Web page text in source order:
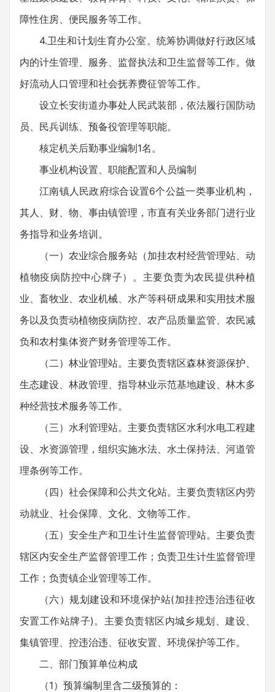
障性住房、便民服务等工作。
4.卫生和计划生育办公室。统筹协调做好行政区域
内的计生管理、服务、监督执法和卫生监督等工作。做
好流动人口管理和社会抚养费征管等工作。
设立长安街道办事处人民武装部，依法履行国防动
员、民兵训练、预备役管理等职能。
核定机关后勤事业编制1名。
事业机构设置、职能配置和人员编制
江南镇人民政府综合设置6个公益一类事业机构，
其人、财、物、事由镇管理，市直有关业务部门进行业
务指导和业务培训。
（一）农业综合服务站（加挂农村经营管理站、动
植物疫病防控中心牌子）。主要负责为农民提供种植
业、畜牧业、农业机械、水产等科研成果和实用技术服
务以及负责动植物疫病防控、农产品质量监管、农民减
负和农村集体资产财务管理等工作。
（二）林业管理站。主要负责辖区森林资源保护、
生态建设、林政管理、指导林业示范基地建设、林木多
种经营技术服务等工作。
（三）水利管理站。主要负责辖区水利水电工程建
设、水资源管理，组织实施水法、水土保持法、河道管
理条例等工作。
（四）社会保障和公共文化站。主要负责辖区内劳
动就业、社会保障、文化、文物等工作。
（五）安全生产和卫生计生监督管理站。主要负责
辖区内安全生产监督管理工作；负责卫生计生监督管理
工作；负责镇企业管理等工作。
（六）规划建设和环境保护站(加挂控违治违征收
安置工作站牌子)。主要负责辖区内城乡规划、建设、
集镇管理、控违治违、征收安置、环境保护等工作。
二、部门预算单位构成
（1）预算编制里含二级预算的：